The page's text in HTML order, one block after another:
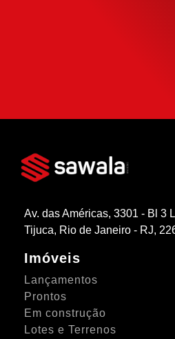
Av. das Américas, 3301 - Bl 3
Tijuca, Rio de Janeiro - RJ,
Imóveis
Lançamentos
Prontos
Em construção
Lotes e Terrenos